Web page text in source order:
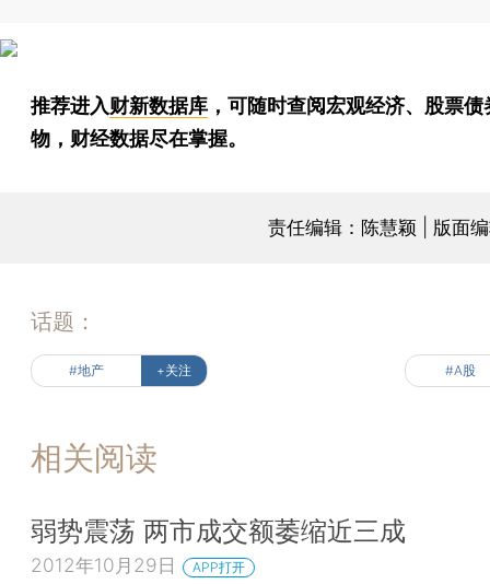
推荐进入财新数据库 ，可随时查阅宏观经济、股票
物，财经数据尽在掌握。
责任编辑：陈慧颖 | 版面
话题：
#地产 +关注 #A股
相关阅读
弱势震荡 两市成交额萎缩近三成
2012年10月29日 APP打开